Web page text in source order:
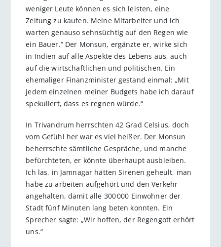
weniger Leute können es sich leisten, eine
Zeitung zu kaufen. Meine Mitarbeiter und ich
warten genauso sehnsüchtig auf den Regen wie
ein Bauer.“ Der Monsun, ergänzte er, wirke sich
in Indien auf alle Aspekte des Lebens aus, auch
auf die wirtschaftlichen und politischen. Ein
ehemaliger Finanzminister gestand einmal: „Mit
jedem einzelnen meiner Budgets habe ich darauf
spekuliert, dass es regnen würde.“
In Trivandrum herrschten 42 Grad Celsius, doch
vom Gefühl her war es viel heißer. Der Monsun
beherrschte sämtliche Gespräche, und manche
befürchteten, er könnte überhaupt ausbleiben.
Ich las, in Jamnagar hätten Sirenen geheult, man
habe zu arbeiten aufgehört und den Verkehr
angehalten, damit alle 300 000 Einwohner der
Stadt fünf Minuten lang beten konnten. Ein
Sprecher sagte: „Wir hoffen, der Regengott erhört
uns.“